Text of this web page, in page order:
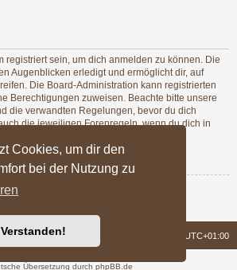
Cookies, um dir den
bei der Nutzung zu
Verstanden!
registriert sein, um dich anmelden zu können. Die
Augenblicken erledigt und ermöglicht dir, auf
Die Board-Administration kann registrierten
Berechtigungen zuweisen. Beachte bitte unsere
die verwandten Regelungen, bevor du dich
die jeweiligen Forenregeln, wenn du dich in
Datenschutzerklärung
UTC+01:00
Übersetzung durch phpBB.de